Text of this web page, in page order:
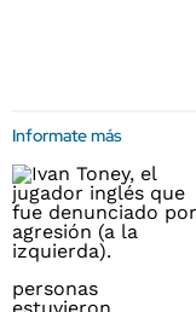
Informate más